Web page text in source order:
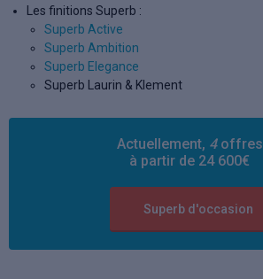
Les finitions Superb :
Superb Active
Superb Ambition
Superb Elegance
Superb Laurin & Klement
Actuellement, 4offres
à partir de 24 600€
Superb d'occasion